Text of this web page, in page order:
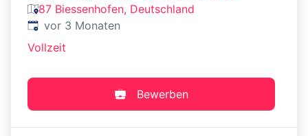
87 Biessenhofen, Deutschland
Veröffentlicht:
vor 3 Monaten
Vollzeit
Bewerben